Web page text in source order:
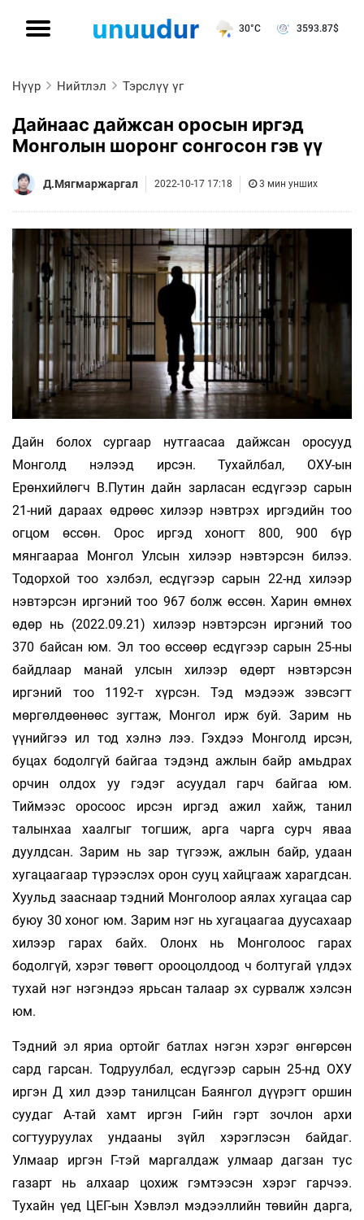
30°C 3593.87$
Нүүр Нийтлэл Тэрслүү үг
Дайнаас дайжсан оросын иргэд
Монголын шоронг сонгосон гэв үү
Д.Мягмаржаргал 2022-10-17 17:18 3 мин унших
Дайн болох сургаар нутгаасаа дайжсан оросууд
Монголд нэлээд ирсэн. Тухайлбал, ОХУ-ын
Ерөнхийлөгч В.Путин дайн зарласан есдүгээр сарын
21-ний дараах өдрөөс хилээр нэвтрэх иргэдийн тоо
огцом өссөн. Орос иргэд хоногт 800, 900 бүр
мянгаараа Монгол Улсын хилээр нэвтэрсэн билээ.
Тодорхой тоо хэлбэл, есдүгээр сарын 22-нд хилээр
нэвтэрсэн иргэний тоо 967 болж өссөн. Харин өмнөх
өдөр нь (2022.09.21) хилээр нэвтэрсэн иргэний тоо
370 байсан юм. Эл тоо өссөөр есдүгээр сарын 25-ны
байдлаар манай улсын хилээр өдөрт нэвтэрсэн
иргэний тоо 1192-т хүрсэн. Тэд мэдээж зэвсэгт
мөргөлдөөнөөс зугтаж, Монгол ирж буй. Зарим нь
үүнийгээ ил тод хэлнэ лээ. Гэхдээ Монголд ирсэн,
буцах бодолгүй байгаа тэдэнд ажлын байр амьдрах
орчин олдох уу гэдэг асуудал гарч байгаа юм.
Тиймээс оросоос ирсэн иргэд ажил хайж, танил
талынхаа хаалгыг тогшиж, арга чарга сурч яваа
дуулдсан. Зарим нь зар түгээж, ажлын байр, удаан
хугацаагаар түрээслэх орон сууц хайцгааж харагдсан.
Хуульд зааснаар тэдний Монголоор аялах хугацаа сар
буюу 30 хоног юм. Зарим нэг нь хугацаагаа дуусахаар
хилээр гарах байх. Олонх нь Монголоос гарах
бодолгүй, хэрэг төвөгт орооцолдоод ч болтугай үлдэх
тухай нэг нэгэндээ ярьсан талаар эх сурвалж хэлсэн
юм.
Тэдний эл яриа ортойг батлах нэгэн хэрэг өнгөрсөн
сард гарсан. Тодруулбал, есдүгээр сарын 25-нд ОХУ
иргэн Д хил дээр танилцсан Баянгол дүүрэгт оршин
суудаг А-тай хамт иргэн Г-ийн гэрт зочлон архи
согтууруулах ундааны зүйл хэрэглэсэн байдаг.
Улмаар иргэн Г-тэй маргалдаж улмаар дагзан тус
газарт нь алхаар цохиж гэмтээсэн хэрэг гарчээ.
Тухайн үед ЦЕГ-ын Хэвлэл мэдээллийн төвийн дарга,